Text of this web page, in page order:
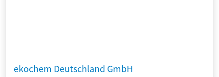
ekochem Deutschland GmbH